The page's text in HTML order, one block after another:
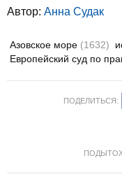
Автор: Анна Судак
Азовское море (1632)
Европейский суд по
ПОДЕЛИТЬСЯ: